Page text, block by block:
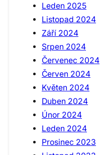
Leden 2025
Listopad 2024
Září 2024
Srpen 2024
Červenec 2024
Červen 2024
Květen 2024
Duben 2024
Únor 2024
Leden 2024
Prosinec 2023